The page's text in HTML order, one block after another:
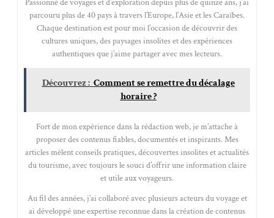
Passionné de voyages et d’exploration depuis plus de quinze ans, j’ai
parcouru plus de 40 pays à travers l’Europe, l’Asie et les Caraïbes.
Chaque destination est pour moi l’occasion de découvrir des
cultures uniques, des paysages insolites et des expériences
authentiques que j’aime partager avec mes lecteurs.
Découvrez : Comment se remettre du décalage
horaire ?
Fort de mon expérience dans la rédaction web, je m’attache à
proposer des contenus fiables, documentés et inspirants. Mes
articles mêlent conseils pratiques, découvertes insolites et actualités
du tourisme, avec toujours le souci d’offrir une information claire
et utile aux voyageurs.
Au fil des années, j’ai collaboré avec plusieurs acteurs du voyage et
ai développé une expertise reconnue dans la création de contenus